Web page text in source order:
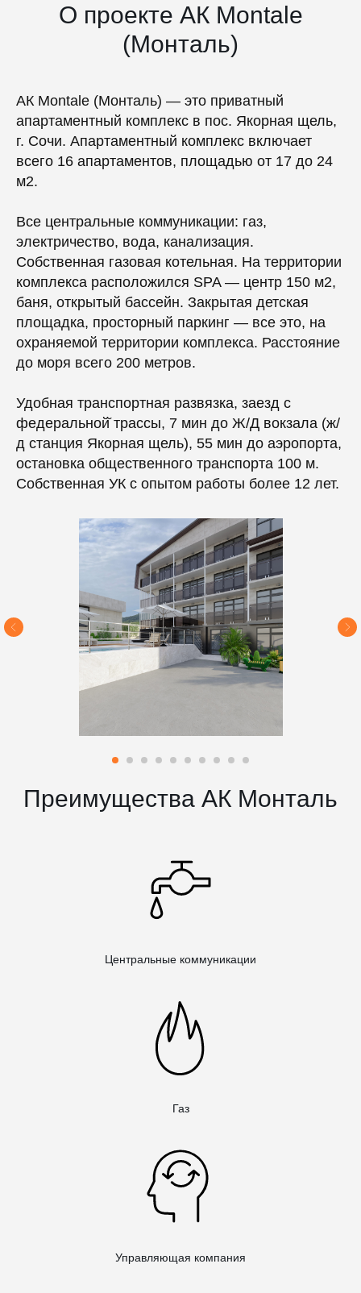
О проекте АК Montale
(Монталь)
АК Montale (Монталь) — это приватный
апартаментный комплекс в пос. Якорная щель,
г. Сочи. Апартаментный комплекс включает
всего 16 апартаментов, площадью от 17 до 24
м2.
Все центральные коммуникации: газ,
электричество, вода, канализация.
Собственная газовая котельная. На территории
комплекса расположился SPA — центр 150 м2,
баня, открытый бассейн. Закрытая детская
площадка, просторный паркинг — все это, на
охраняемой территории комплекса. Расстояние
до моря всего 200 метров.
Удобная транспортная развязка, заезд с
федеральной̆ трассы, 7 мин до Ж/Д вокзала (ж/
д станция Якорная щель), 55 мин до аэропорта,
остановка общественного транспорта 100 м.
Собственная УК с опытом работы более 12 лет.
Преимущества АК Монталь
Центральные коммуникации
Газ
Управляющая компания